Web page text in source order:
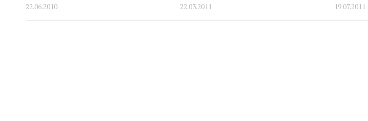
22.06.2010 22.03.2011 19.07.2011